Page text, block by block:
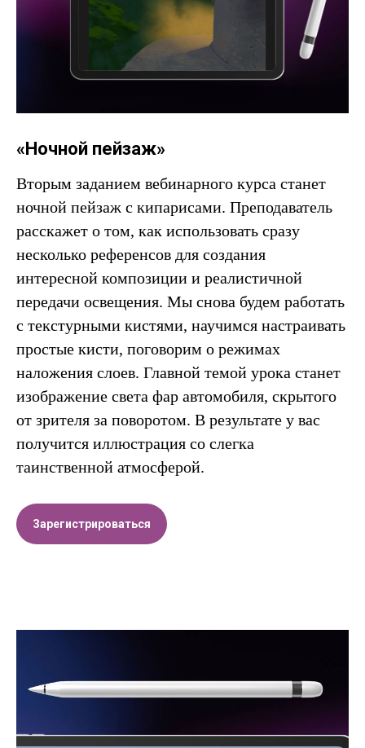
«Ночной пейзаж»
Вторым заданием вебинарного курса станет
ночной пейзаж с кипарисами. Преподаватель
расскажет о том, как использовать сразу
несколько референсов для создания
интересной композиции и реалистичной
передачи освещения. Мы снова будем работать
с текстурными кистями, научимся настраивать
простые кисти, поговорим о режимах
наложения слоев. Главной темой урока станет
изображение света фар автомобиля, скрытого
от зрителя за поворотом. В результате у вас
получится иллюстрация со слегка
таинственной атмосферой.
Зарегистрироваться